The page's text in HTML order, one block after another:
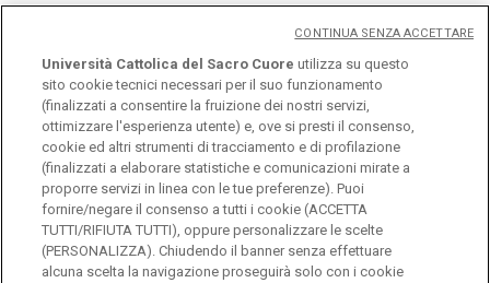
e capire come può essere di supporto al tuo
percorso creativo e professionale.
Per maggiori informazioni, visita il sito ufficiale del
progetto CreAbility,www.creability.it
Università Cattolica del Sacro Cuore utilizza su questo
sito cookie tecnici necessari per il suo funzionamento
(finalizzati a consentire la fruizione dei nostri servizi,
ottimizzare l'esperienza utente) e, ove si presti il consenso,
cookie ed altri strumenti di tracciamento e di profilazione
(finalizzati a elaborare statistiche e comunicazioni mirate a
proporre servizi in linea con le tue preferenze). Puoi
fornire/negare il consenso a tutti i cookie (ACCETTA
TUTTI/RIFIUTA TUTTI), oppure personalizzare le scelte
(PERSONALIZZA). Chiudendo il banner senza effettuare
alcuna scelta la navigazione proseguirà solo con i cookie
CONTINUA SENZA ACCETTARE